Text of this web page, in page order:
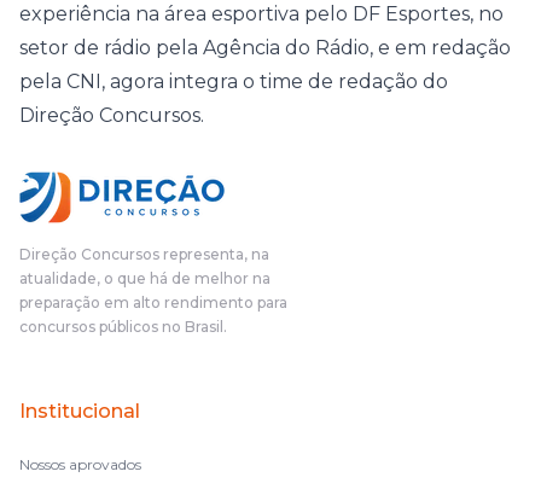
experiência na área esportiva pelo DF Esportes, no
setor de rádio pela Agência do Rádio, e em redação
pela CNI, agora integra o time de redação do
Direção Concursos.
Direção Concursos representa, na
atualidade, o que há de melhor na
preparação em alto rendimento para
concursos públicos no Brasil.
Institucional
Nossos aprovados